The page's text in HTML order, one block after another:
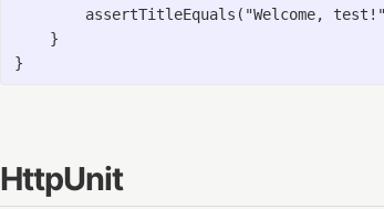
assertTitleEquals("Welcome,
    }
HttpUnit